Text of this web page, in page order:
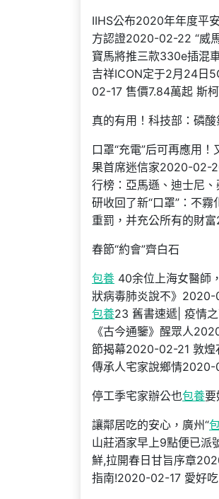
IIHS公布2020年年度平
方認證2020-02-22 “威
寶馬將推三款330e插混
吉祥ICON定于2月24日
02-17 售價7.84萬起 斯
真的有用！科技部：磷
口罩“充電”后可再應用
果首席迷信家2020-02-
行榜：亞馬遜、迪士尼
研收回了新“口罩”：不
重罰，并充公所有的財
春節“約會”齊白石
包養 40余位上海女醫師
狀病毒肺炎說不》
包養23 舊書速遞| 疫情
《古今通鑒》醒眾人
節揭幕2020-02-21 敦煌
傳承人宅家說鄉情2020-
停工季宅家辦公也包養要
讓鄰居吃的安心，廣州“
山莊酒家早上9點便已派
鮮,拉開春日甘旨序章
指南!2020-02-17 愛好